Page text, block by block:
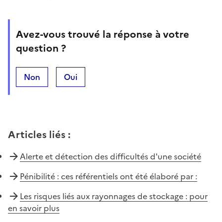
Avez-vous trouvé la réponse à votre
question ?
Non Oui
Articles liés :
Alerte et détection des difficultés d'une société
Pénibilité : ces référentiels ont été élaboré par :
Les risques liés aux rayonnages de stockage : pour
en savoir plus